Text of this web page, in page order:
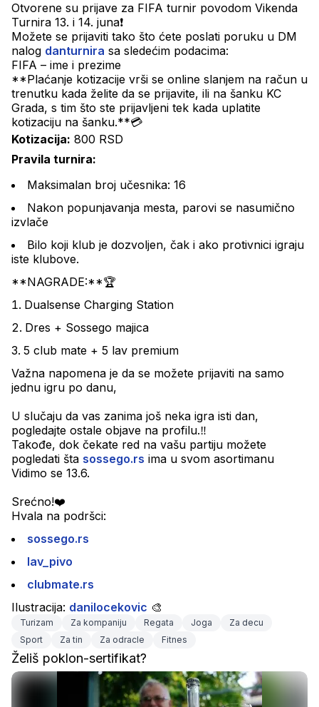
Otvorene su prijave za FIFA turnir povodom Vikenda
Turnira 13. i 14. juna❗️
Možete se prijaviti tako što ćete poslati poruku u DM
nalog danturnira sa sledećim podacima:
FIFA – ime i prezime
**Plaćanje kotizacije vrši se online slanjem na račun u
trenutku kada želite da se prijavite, ili na šanku KC
Grada, s tim što ste prijavljeni tek kada uplatite
kotizaciju na šanku.**💳
Kotizacija: 800 RSD
Pravila turnira:
Maksimalan broj učesnika: 16
Nakon popunjavanja mesta, parovi se nasumično
izvlače
Bilo koji klub je dozvoljen, čak i ako protivnici igraju
iste klubove.
**NAGRADE:**🏆
Dualsense Charging Station
Dres + Sossego majica
5 club mate + 5 lav premium
Važna napomena je da se možete prijaviti na samo
jednu igru po danu,
U slučaju da vas zanima još neka igra isti dan,
pogledajte ostale objave na profilu.‼️
Takođe, dok čekate red na vašu partiju možete
pogledati šta sossego.rs ima u svom asortimanu
Vidimo se 13.6.
Srećno!❤️
Hvala na podršci:
sossego.rs
lav_pivo
clubmate.rs
Ilustracija: danilocekovic 🎨
Turizam Za kompaniju Regata Joga
Za decu
Sport
Za tin Za odracle Fitnes
Želiš poklon-sertifikat?